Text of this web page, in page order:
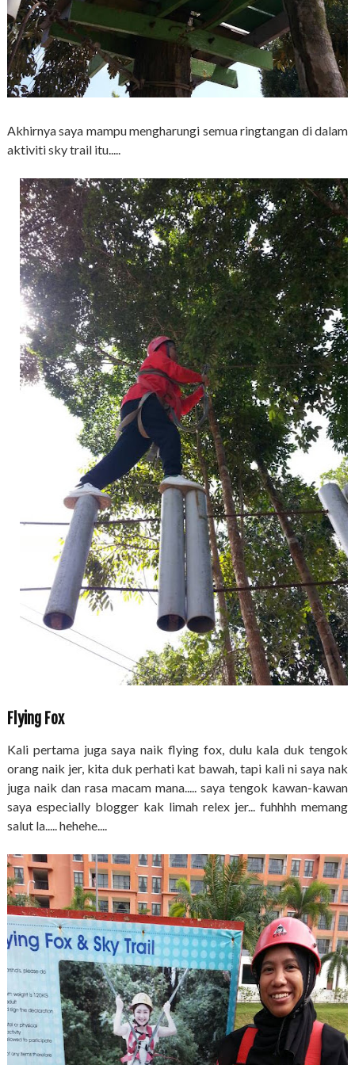
Akhirnya saya mampu mengharungi semua ringtangan di dalam
aktiviti sky trail itu.....
Flying Fox
Kali pertama juga saya naik flying fox, dulu kala duk tengok
orang naik jer, kita duk perhati kat bawah, tapi kali ni saya nak
juga naik dan rasa macam mana..... saya tengok kawan-kawan
saya especially blogger kak limah relex jer... fuhhhh memang
salut la..... hehehe....